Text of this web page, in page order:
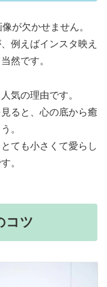
が欠かせません。
例えばインスタ映え
然です。
気の理由です。
ると、心の底から癒
。
ても小さくて愛らし
。
コツ